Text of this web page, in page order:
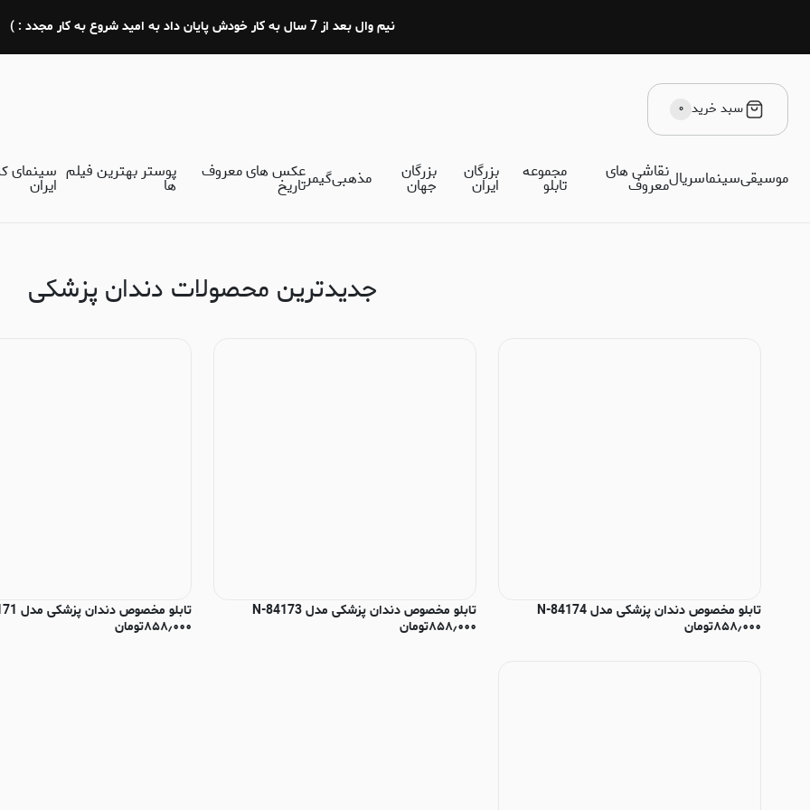
نیم وال بعد از 7 سال به کار خودش پایان داد به امید شروع به کار مجدد : )
سبد خرید ۰
موسیقیسینماسریالنقاشی های
معروف
مجموعه
تابلو
بزرگان
ایران
بزرگان
جهان مذهبیگیمرعکس های معروف
تاریخ
پوستر بهترین فیلم
ها
سینمای
ایران
جدیدترین محصولات دندان پزشکی
تابلو مخصوص دندان پزشکی مدل N-84174
۸۵۸٫۰۰۰تومان
تابلو مخصوص دندان پزشکی مدل N-84173
۸۵۸٫۰۰۰تومان
تابلو مخصوص دندان پزشکی مدل N-84171
۸۵۸٫۰۰۰تومان